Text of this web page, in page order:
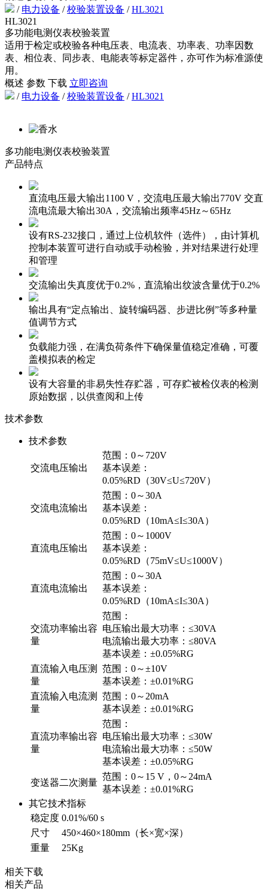
/ 电力设备 /校验装置设备 /HL3021
HL3021
多功能电测仪表校验装置
适用于检定或校验各种电压表、电流表、功率表、功率因数
表、相位表、同步表、电能表等标定器件，亦可作为标准源使
用。
概述 参数 下载 立即咨询
/ 电力设备 /校验装置设备 /HL3021
多功能电测仪表校验装置
产品特点
直流电压最大输出1100 V，交流电压最大输出770V 交直
流电流最大输出30A，交流输出频率45Hz～65Hz
设有RS-232接口，通过上位机软件（选件），由计算机
控制本装置可进行自动或手动检验，并对结果进行处理
和管理
交流输出失真度优于0.2%，直流输出纹波含量优于0.2%
输出具有“定点输出、旋转编码器、步进比例”等多种量
值调节方式
负载能力强，在满负荷条件下确保量值稳定准确，可覆
盖模拟表的检定
设有大容量的非易失性存贮器，可存贮被检仪表的检测
原始数据，以供查阅和上传
技术参数
技术参数
交流电压输出
范围：0～720V
基本误差：
0.05%RD（30V≤U≤720V）
交流电流输出
范围：0～30A
基本误差：
0.05%RD（10mA≤I≤30A）
直流电压输出
范围：0～1000V
基本误差：
0.05%RD（75mV≤U≤1000V）
直流电流输出
范围：0～30A
基本误差：
0.05%RD（10mA≤I≤30A）
交流功率输出容
量
范围：
电压输出最大功率：≤30VA
电流输出最大功率：≤80VA
基本误差：±0.05%RG
直流输入电压测
量
范围：0～±10V
基本误差：±0.01%RG
直流输入电流测
量
范围：0～20mA
基本误差：±0.01%RG
直流功率输出容
量
范围：
电压输出最大功率：≤30W
电流输出最大功率：≤50W
基本误差：±0.05%RG
变送器二次测量
范围：0～15 V，0～24mA
基本误差：±0.01%RG
其它技术指标
稳定度 0.01%/60 s
尺寸
450×460×180mm（长×宽×深）
重量
25Kg
相关下载
相关产品